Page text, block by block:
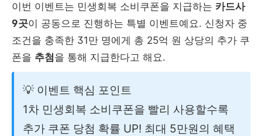
이번 이벤트는 민생회복 소비쿠폰을 지급하는 카드사
9곳이 공동으로 진행하는 특별 이벤트예요. 신청자 중
조건을 충족한 31만 명에게 총 25억 원 상당의 추가 쿠
폰을 추첨 을 통해 지급한다고 해요.
💡 이벤트 핵심 포인트
1차 민생회복 소비쿠폰을 빨리 사용할수록
추가 쿠폰 당첨 확률 UP! 최대 5만원의 혜택